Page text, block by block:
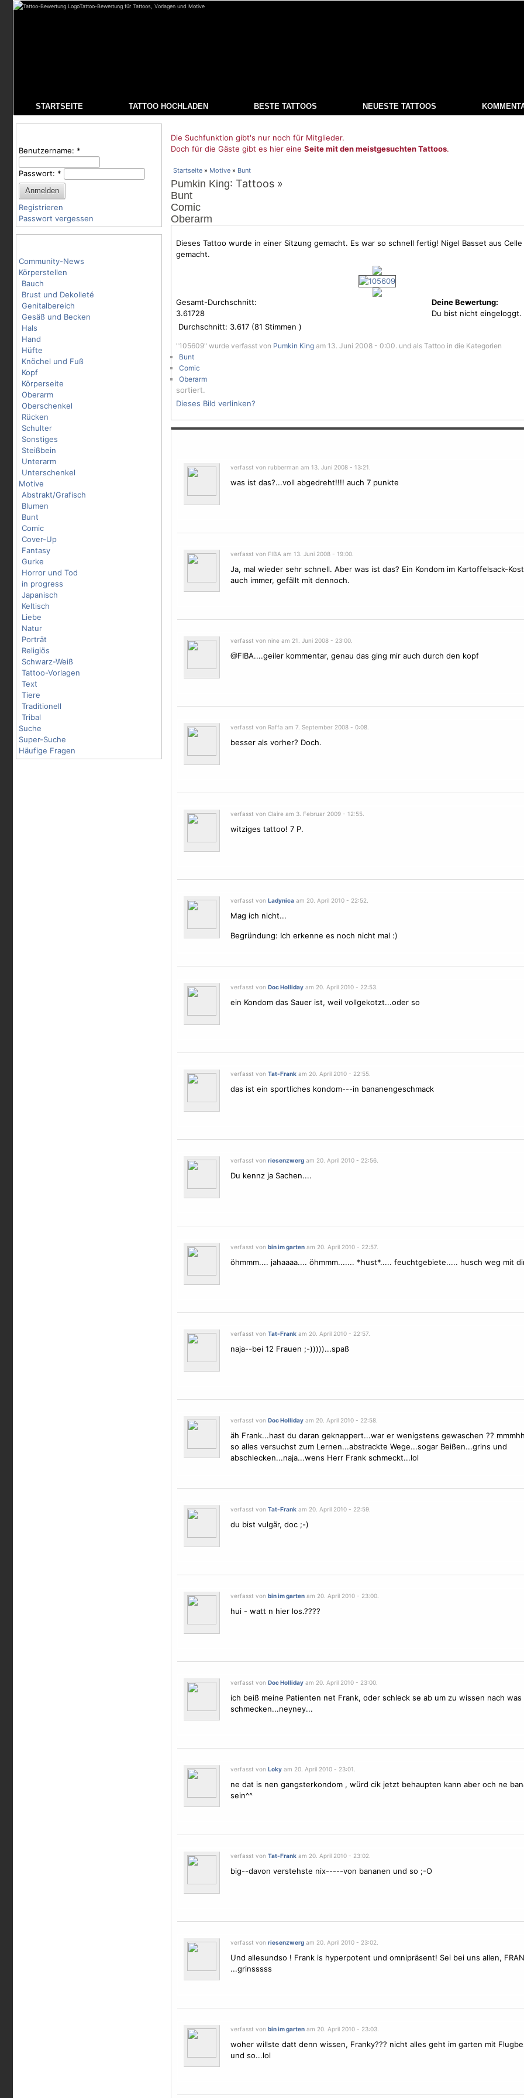
Tattoo-Bewertung für Tattoos, Vorlagen und Motive
STARTSEITE TATTOO HOCHLADEN BESTE TATTOOS NEUESTE TATTOOS
Benutzername: *
Passwort: *
Registrieren
Passwort vergessen
Community-News
Körperstellen
Bauch
Brust und Dekolleté
Genitalbereich
Gesäß und Becken
Hals
Hand
Hüfte
Knöchel und Fuß
Kopf
Körperseite
Oberarm
Oberschenkel
Rücken
Schulter
Sonstiges
Steißbein
Unterarm
Unterschenkel
Motive
Abstrakt/Grafisch
Blumen
Bunt
Comic
Cover-Up
Fantasy
Gurke
Horror und Tod
in progress
Japanisch
Keltisch
Liebe
Natur
Porträt
Religiös
Schwarz-Weiß
Tattoo-Vorlagen
Text
Tiere
Traditionell
Tribal
Suche
Super-Suche
Häufige Fragen
Die Suchfunktion gibt's nur noch für Mitglieder.
Doch für die Gäste gibt es hier eine Seite mit den meistgesuchten Tattoos.
Startseite » Motive » Bunt
Pumkin King: Tattoos »
Bunt
Comic
Oberarm
Dieses Tattoo wurde in einer Sitzung gemacht. Es war so schnell fertig! Nigel Basset aus
gemacht.
Gesamt-Durchschnitt:
3.61728
Durchschnitt: 3.617 (81 Stimmen )
Deine Bewertung:
Du bist nicht eingeloggt.
"105609" wurde verfasst von Pumkin King am 13. Juni 2008 - 0:00. und als Tattoo in die Kategorien
Bunt
Comic
Oberarm
sortiert.
Dieses Bild verlinken?
verfasst von rubberman am 13. Juni 2008 - 13:21.
was ist das?...voll abgedreht!!!! auch 7 punkte
verfasst von FIBA am 13. Juni 2008 - 19:00.
Ja, mal wieder sehr schnell. Aber was ist das? Ein Kondom im Kartoffelsack-
auch immer, gefällt mit dennoch.
verfasst von nine am 21. Juni 2008 - 23:00.
@FIBA....geiler kommentar, genau das ging mir auch durch den kopf
verfasst von Raffa am 7. September 2008 - 0:08.
besser als vorher? Doch.
verfasst von Claire am 3. Februar 2009 - 12:55.
witziges tattoo! 7 P.
verfasst von Ladynicaam 20. April 2010 - 22:52.
Mag ich nicht...
Begründung: Ich erkenne es noch nicht mal :)
verfasst von Doc Hollidayam 20. April 2010 - 22:53.
ein Kondom das Sauer ist, weil vollgekotzt...oder so
verfasst von Tat-Frankam 20. April 2010 - 22:55.
das ist ein sportliches kondom---in bananengeschmack
verfasst von riesenzwergam 20. April 2010 - 22:56.
Du kennz ja Sachen....
verfasst von bin im gartenam 20. April 2010 - 22:57.
öhmmm.... jahaaaa.... öhmmm....... *hust*..... feuchtgebiete..... husch weg mit
verfasst von Tat-Frankam 20. April 2010 - 22:57.
naja--bei 12 Frauen ;-)))))...spaß
verfasst von Doc Hollidayam 20. April 2010 - 22:58.
äh Frank...hast du daran geknappert...war er wenigstens gewaschen ??
so alles versuchst zum Lernen...abstrackte Wege...sogar Beißen...grins und
abschlecken...naja...wens Herr Frank schmeckt...lol
verfasst von Tat-Frankam 20. April 2010 - 22:59.
du bist vulgär, doc ;-)
verfasst von bin im gartenam 20. April 2010 - 23:00.
hui - watt n hier los.????
verfasst von Doc Hollidayam 20. April 2010 - 23:00.
ich beiß meine Patienten net Frank, oder schleck se ab um zu wissen nach was
schmecken...neyney...
verfasst von Lokyam 20. April 2010 - 23:01.
ne dat is nen gangsterkondom , würd cik jetzt behaupten kann aber och ne
sein^^
verfasst von Tat-Frankam 20. April 2010 - 23:02.
big--davon verstehste nix-----von bananen und so ;-O
verfasst von riesenzwergam 20. April 2010 - 23:02.
Und allesundso ! Frank is hyperpotent und omnipräsent! Sei bei uns allen,
...grinsssss
verfasst von bin im gartenam 20. April 2010 - 23:03.
woher willste datt denn wissen, Franky??? nicht alles geht im garten mit
und so...lol